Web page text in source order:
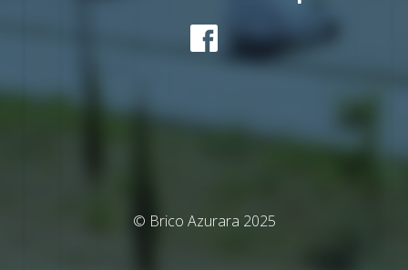
© Brico Azurara 2025